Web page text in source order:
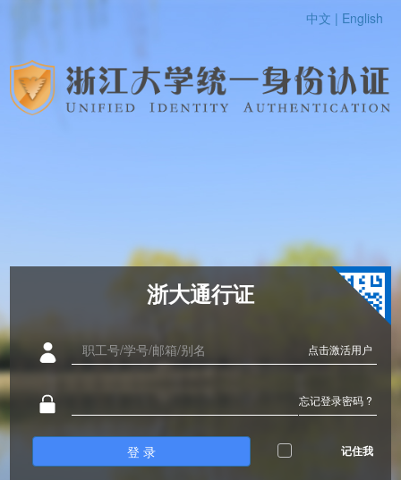
中文 | English
浙大通行证
点击激活用户
忘记登录密码 ?
登 录 记住我